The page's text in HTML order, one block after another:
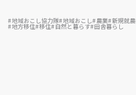
地域おこし協力隊 地域おこし 農業 新規就農
地方移住 移住 自然と暮らす 田舎暮らし